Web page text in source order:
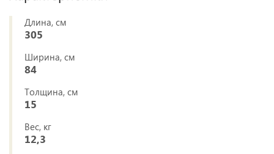
Длина, см
305
Ширина, см
84
Толщина, см
15
Вес, кг
12,3